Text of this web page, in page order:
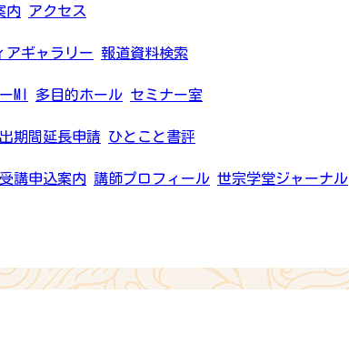
内 アクセス
アギャラリー 報道資料検索
MI 多目的ホール セミナー室
期間延長申請 ひとこと書評
受講申込案内 講師プロフィール 世宗学堂ジャーナル